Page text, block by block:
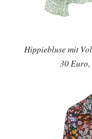
Hippiebluse mit
30